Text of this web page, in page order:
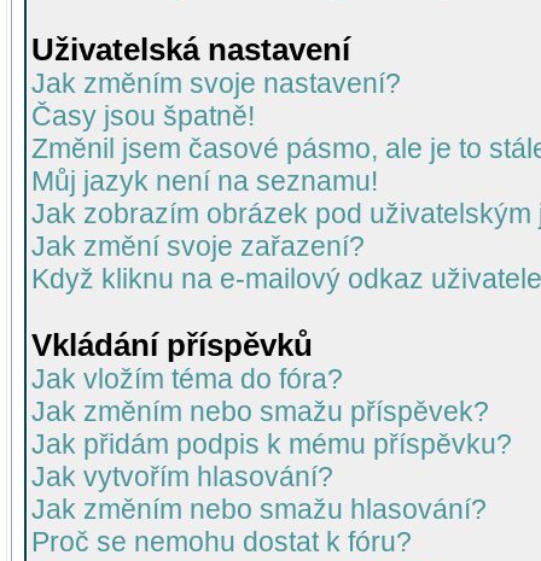
Uživatelská nastavení
Jak změním svoje nastavení?
Časy jsou špatně!
Změnil jsem časové pásmo, ale je to
Můj jazyk není na seznamu!
Jak zobrazím obrázek pod uživatelským
Jak změní svoje zařazení?
Když kliknu na e-mailový odkaz
Vkládání příspěvků
Jak vložím téma do fóra?
Jak změním nebo smažu příspěvek?
Jak přidám podpis k mému příspěvku?
Jak vytvořím hlasování?
Jak změním nebo smažu hlasování?
Proč se nemohu dostat k fóru?